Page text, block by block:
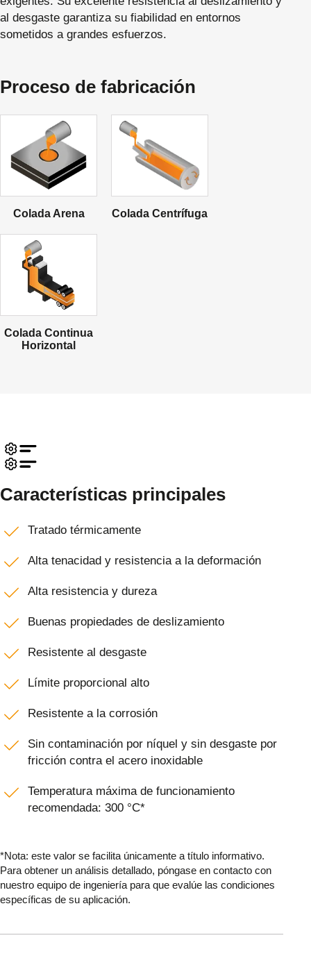
al desgaste garantiza su fiabilidad en entornos
sometidos a grandes esfuerzos.
Proceso de fabricación
Colada Arena Colada Centrífuga
Colada Continua
Horizontal
Características principales
Tratado térmicamente
Alta tenacidad y resistencia a la deformación
Alta resistencia y dureza
Buenas propiedades de deslizamiento
Resistente al desgaste
Límite proporcional alto
Resistente a la corrosión
Sin contaminación por níquel y sin desgaste por
fricción contra el acero inoxidable
Temperatura máxima de funcionamiento
recomendada: 300 °C*
*Nota: este valor se facilita únicamente a título informativo.
Para obtener un análisis detallado, póngase en contacto con
nuestro equipo de ingeniería para que evalúe las condiciones
específicas de su aplicación.